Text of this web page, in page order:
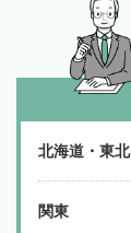
北海道・東北
関東